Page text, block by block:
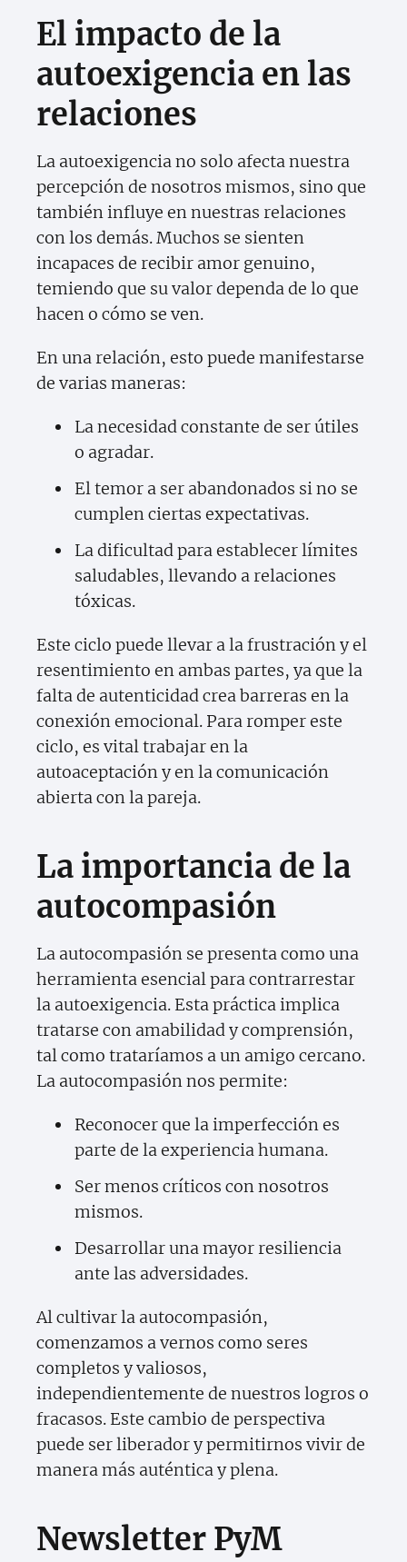
El impacto de la
autoexigencia en las
relaciones
La autoexigencia no solo afecta nuestra
percepción de nosotros mismos, sino que
también influye en nuestras relaciones
con los demás. Muchos se sienten
incapaces de recibir amor genuino,
temiendo que su valor dependa de lo que
hacen o cómo se ven.
En una relación, esto puede manifestarse
de varias maneras:
La necesidad constante de ser útiles
o agradar.
El temor a ser abandonados si no se
cumplen ciertas expectativas.
La dificultad para establecer límites
saludables, llevando a relaciones
tóxicas.
Este ciclo puede llevar a la frustración y el
resentimiento en ambas partes, ya que la
falta de autenticidad crea barreras en la
conexión emocional. Para romper este
ciclo, es vital trabajar en la
autoaceptación y en la comunicación
abierta con la pareja.
La importancia de la
autocompasión
La autocompasión se presenta como una
herramienta esencial para contrarrestar
la autoexigencia. Esta práctica implica
tratarse con amabilidad y comprensión,
tal como trataríamos a un amigo cercano.
La autocompasión nos permite:
Reconocer que la imperfección es
parte de la experiencia humana.
Ser menos críticos con nosotros
mismos.
Desarrollar una mayor resiliencia
ante las adversidades.
Al cultivar la autocompasión,
comenzamos a vernos como seres
completos y valiosos,
independientemente de nuestros logros o
fracasos. Este cambio de perspectiva
puede ser liberador y permitirnos vivir de
manera más auténtica y plena.
Newsletter PyM